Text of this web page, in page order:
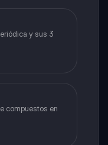
y sus 3
compuestos en